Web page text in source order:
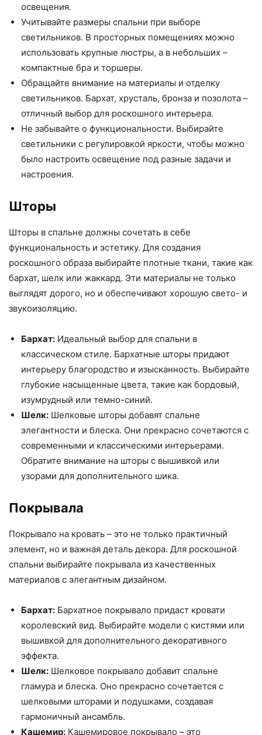
освещения.
Учитывайте размеры спальни при выборе
светильников. В просторных помещениях можно
использовать крупные люстры, а в небольших –
компактные бра и торшеры.
Обращайте внимание на материалы и отделку
светильников. Бархат, хрусталь, бронза и позолота –
отличный выбор для роскошного интерьера.
Не забывайте о функциональности. Выбирайте
светильники с регулировкой яркости, чтобы можно
было настроить освещение под разные задачи и
настроения.
Шторы
Шторы в спальне должны сочетать в себе
функциональность и эстетику. Для создания
роскошного образа выбирайте плотные ткани, такие как
бархат, шелк или жаккард. Эти материалы не только
выглядят дорого, но и обеспечивают хорошую свето- и
звукоизоляцию.
Бархат: Идеальный выбор для спальни в
классическом стиле. Бархатные шторы придают
интерьеру благородство и изысканность. Выбирайте
глубокие насыщенные цвета, такие как бордовый,
изумрудный или темно-синий.
Шелк: Шелковые шторы добавят спальне
элегантности и блеска. Они прекрасно сочетаются с
современными и классическими интерьерами.
Обратите внимание на шторы с вышивкой или
узорами для дополнительного шика.
Покрывала
Покрывало на кровать – это не только практичный
элемент, но и важная деталь декора. Для роскошной
спальни выбирайте покрывала из качественных
материалов с элегантным дизайном.
Бархат: Бархатное покрывало придаст кровати
королевский вид. Выбирайте модели с кистями или
вышивкой для дополнительного декоративного
эффекта.
Шелк: Шелковое покрывало добавит спальне
гламура и блеска. Оно прекрасно сочетается с
шелковыми шторами и подушками, создавая
гармоничный ансамбль.
Кашемир: Кашемировое покрывало – это